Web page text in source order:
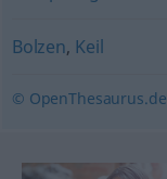
Bolzen, Keil
© OpenThesaurus.de